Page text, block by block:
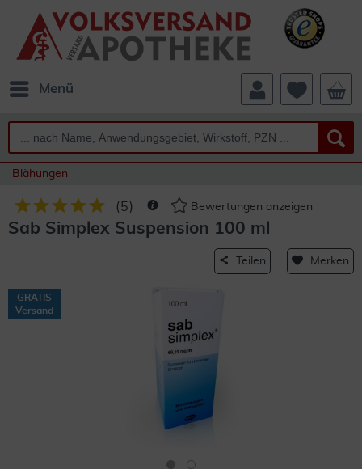
Menü
Blähungen
(5) Bewertungen anzeigen
Sab Simplex Suspension 100 ml
Teilen Merken
GRATIS
Versand